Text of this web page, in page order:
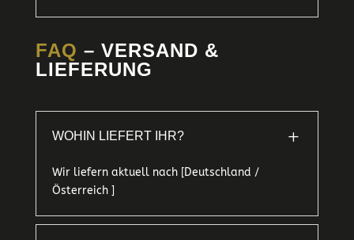
FAQ – VERSAND &
LIEFERUNG
WOHIN LIEFERT IHR? L
Wir liefern aktuell nach [Deutschland /
Österreich ]